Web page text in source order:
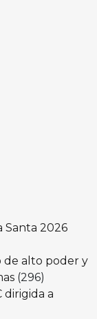
Santa 2026
de alto poder y
(296)
dirigida a